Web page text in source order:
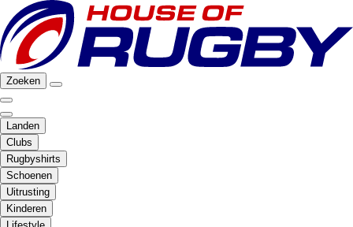
Zoeken
Landen
Clubs
Rugbyshirts
Schoenen
Uitrusting
Kinderen